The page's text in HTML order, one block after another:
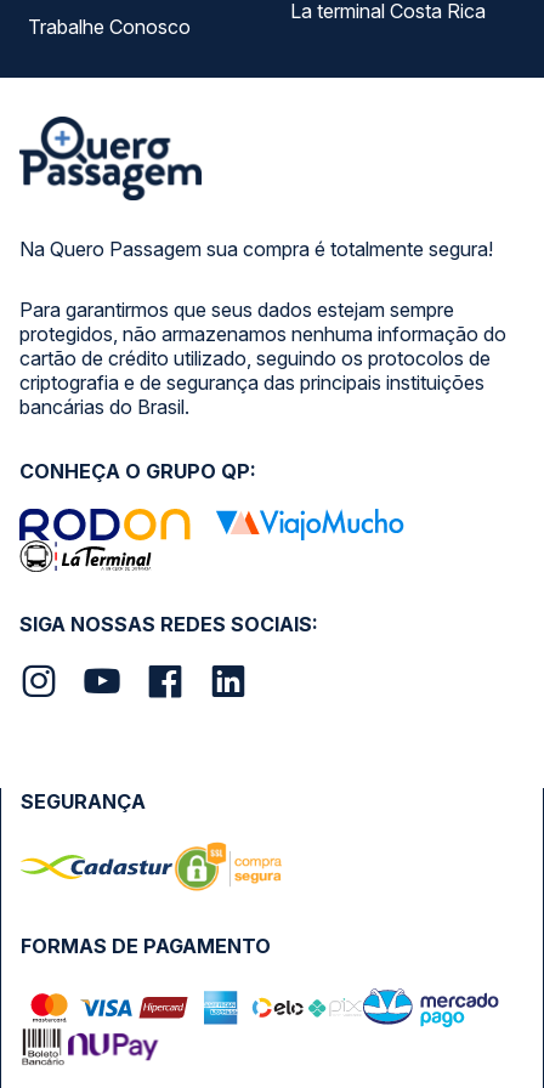
Na Quero Passagem sua compra é totalmente segura!
Para garantirmos que seus dados estejam sempre
protegidos, não armazenamos nenhuma informação do
cartão de crédito utilizado, seguindo os protocolos de
criptografia e de segurança das principais instituições
bancárias do Brasil.
Trabalhe Conosco
La terminal Costa Rica
SIGA NOSSAS REDES SOCIAIS:
CONHEÇA O GRUPO QP:
FORMAS DE PAGAMENTO
SEGURANÇA